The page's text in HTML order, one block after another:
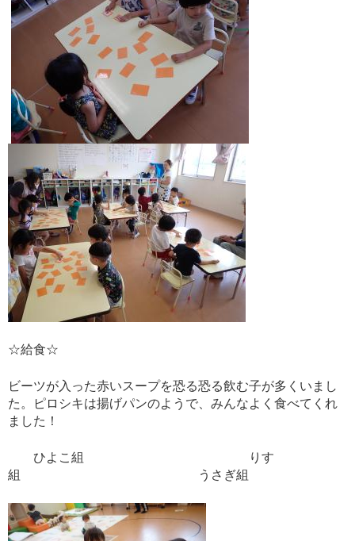
☆給食☆
ビーツが入った赤いスープを恐る恐る飲む子が多くいまし
た。ピロシキは揚げパンのようで、みんなよく食べてくれ
ました！
ひよこ組 りす
組 うさぎ組